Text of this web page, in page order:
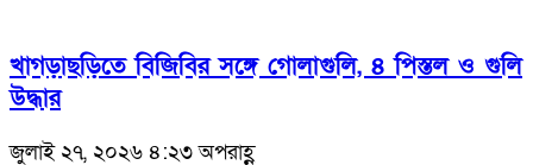
খাগড়াছড়িতে বিজিবির সঙ্গে গোলাগুলি, ৪ পিস্তল ও গুলি
উদ্ধার
জুলাই ২৭, ২০২৬ ৪:২৩ অপরাহ্ণ